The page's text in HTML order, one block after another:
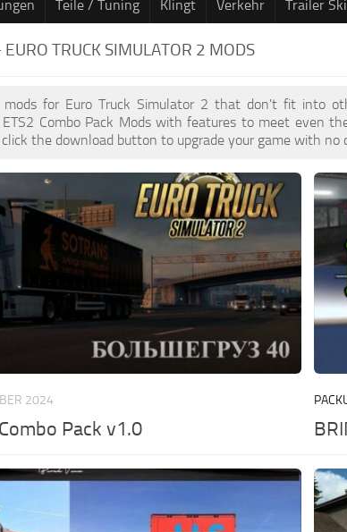
Teile / Tuning Klingt Verkehr Trailer
TRUCK SIMULATOR 2 MODS
mods for Euro Truck Simulator 2 that don't fit into
Combo Pack Mods with features to meet even
the download button to upgrade your game with no
2024
Pack v1.0